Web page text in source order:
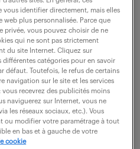
CDD
12 mois
du service, vous
missions contribuant au
: - la fiabilisation des
vous identifier directement, mais elles
plus personnalisée. Parce que
privée, vous pouvez choisir de ne
qui ne sont pas strictement
du site Internet. Cliquez sur
différentes catégories pour en savoir
défaut. Toutefois, le refus de certains
navigation sur le site et les services
recevrez des publicités moins
naviguerez sur Internet, vous ne
les réseaux sociaux, etc.). Vous
ou modifier votre paramétrage à tout
en bas et à gauche de votre
cookie